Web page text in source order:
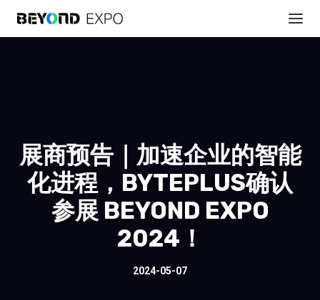
展商预告｜加速企业的智能
化进程，BYTEPLUS确认
参展 BEYOND EXPO
2024！
2024-05-07